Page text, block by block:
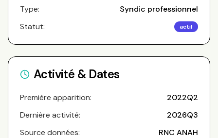
Type:
Syndic professionnel
Statut:
actif
Activité & Dates
Première apparition:
2022Q2
Dernière activité:
2026Q3
Source données:
RNC ANAH